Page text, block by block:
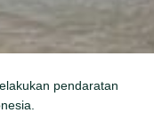
pendaratan